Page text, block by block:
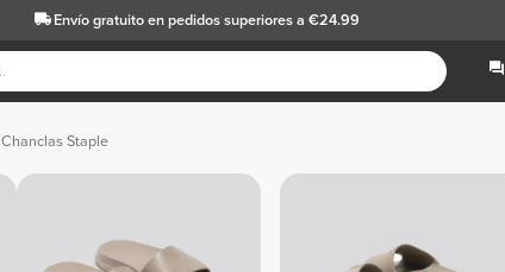
Envío gratuitoen pedidos superiores a €24.99
Chanclas Staple